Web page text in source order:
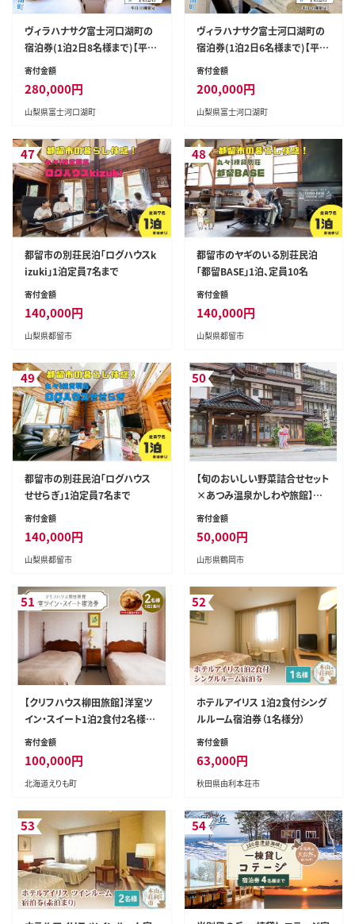
ヴィラハナサク富士河口湖町の
宿泊券(1泊2日8名様まで)【平
日・日曜限定】 FCS003
寄付金額
280,000円
山梨県富士河口湖町
ヴィラハナサク富士河口湖町の
宿泊券(1泊2日6名様まで)【平
日・日曜限定】 FCS002
寄付金額
200,000円
山梨県富士河口湖町
47
都留市の別荘民泊「ログハウスk
izuki」1泊定員7名まで
寄付金額
140,000円
山梨県都留市
48
都留市のヤギのいる別荘民泊
「都留BASE」1泊、定員10名
寄付金額
140,000円
山梨県都留市
49
都留市の別荘民泊「ログハウス
せせらぎ」1泊定員7名まで
寄付金額
140,000円
山梨県都留市
50
【旬のおいしい野菜詰合せセット
×あつみ温泉かしわや旅館】旬
の特産品と宿泊利用券セット
寄付金額
50,000円
山形県鶴岡市
51
【クリフハウス柳田旅館】洋室ツ
イン・スイート1泊2食付2名様【e
r006-002】
寄付金額
100,000円
北海道えりも町
52
ホテルアイリス 1泊2食付シング
ルルーム宿泊券（1名様分）
寄付金額
63,000円
秋田県由利本荘市
53 54